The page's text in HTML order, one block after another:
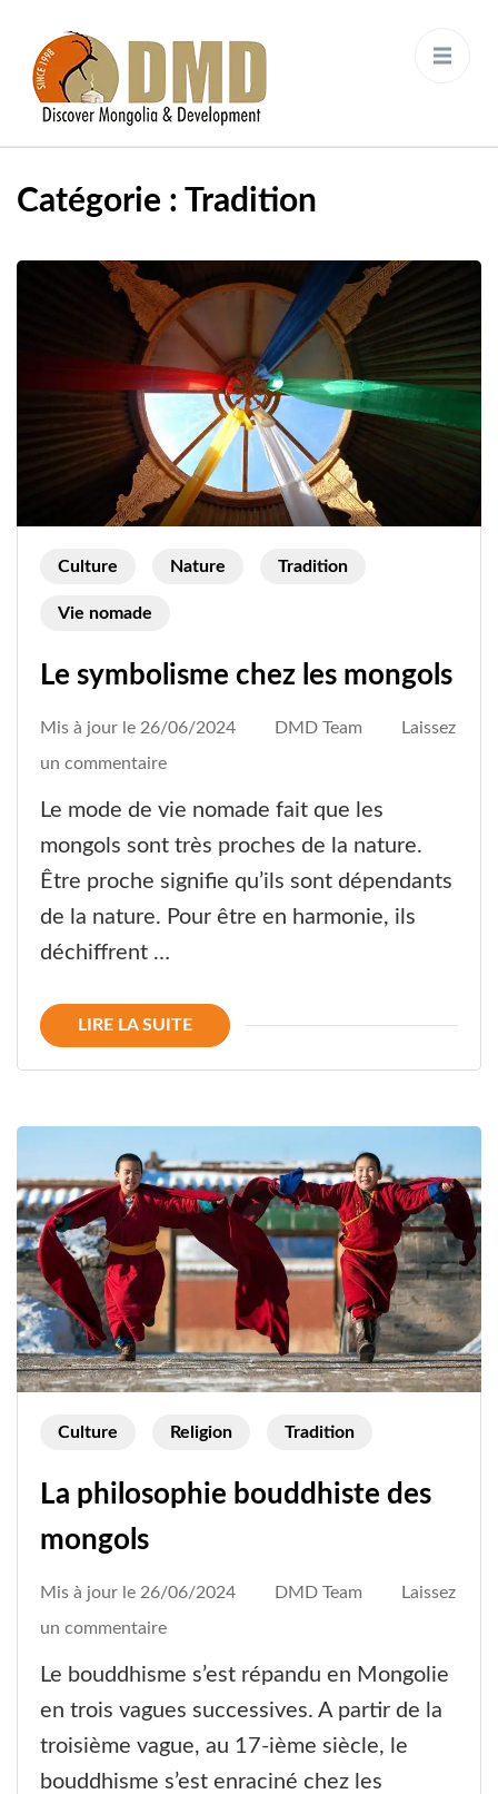
Catégorie : Tradition
Culture Nature Tradition
Vie nomade
Le symbolisme chez les mongols
Mis à jour le 26/06/2024 DMD Team
Laissez
un commentaireon
Le
symbolisme
chez
les
Le mode de vie nomade fait que les
mongols sont très proches de la nature.
Être proche signifie qu’ils sont dépendants
de la nature. Pour être en harmonie, ils
déchiffrent …
LIRE LA SUITE
Culture Religion Tradition
La philosophie bouddhiste des
mongols
Mis à jour le 26/06/2024 DMD Team
Laissez
un commentaireon
bouddhiste
des
Le bouddhisme s’est répandu en Mongolie
en trois vagues successives. A partir de la
troisième vague, au 17-ième siècle, le
bouddhisme s’est enraciné chez les